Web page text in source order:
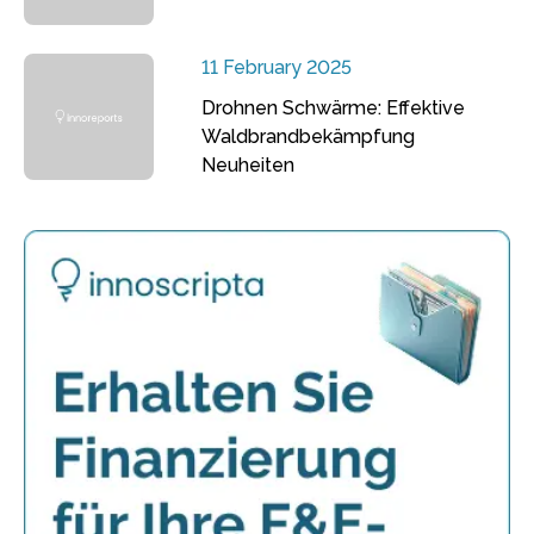
11 February 2025
Drohnen Schwärme: Effektive
Waldbrandbekämpfung
Neuheiten